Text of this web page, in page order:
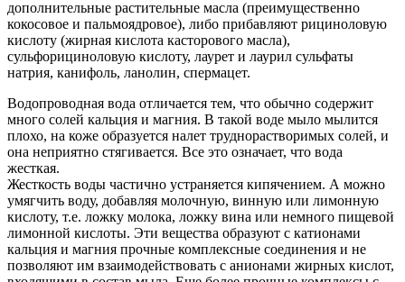
дополнительные растительные масла (преимущественно
кокосовое и пальмоядровое), либо прибавляют рициноловую
кислоту (жирная кислота касторового масла),
сульфорициноловую кислоту, лаурет и лаурил сульфаты
натрия, канифоль, ланолин, спермацет.
Водопроводная вода отличается тем, что обычно содержит
много солей кальция и магния. В такой воде мыло мылится
плохо, на коже образуется налет труднорастворимых солей, и
она неприятно стягивается. Все это означает, что вода
жесткая.
Жесткость воды частично устраняется кипячением. А можно
умягчить воду, добавляя молочную, винную или лимонную
кислоту, т.е. ложку молока, ложку вина или немного пищевой
лимонной кислоты. Эти вещества образуют с катионами
кальция и магния прочные комплексные соединения и не
позволяют им взаимодействовать с анионами жирных кислот,